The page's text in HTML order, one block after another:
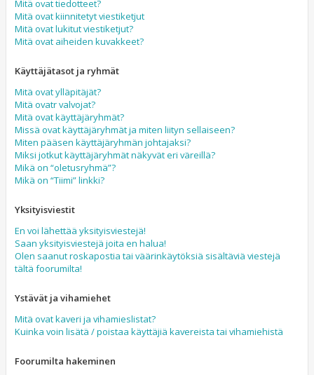
Mitä ovat tiedotteet?
Mitä ovat kiinnitetyt viestiketjut
Mitä ovat lukitut viestiketjut?
Mitä ovat aiheiden kuvakkeet?
Käyttäjätasot ja ryhmät
Mitä ovat ylläpitäjät?
Mitä ovatr valvojat?
Mitä ovat käyttäjäryhmät?
Missä ovat käyttäjäryhmät ja miten liityn sellaiseen?
Miten pääsen käyttäjäryhmän johtajaksi?
Miksi jotkut käyttäjäryhmät näkyvät eri väreillä?
Mikä on “oletusryhmä”?
Mikä on “Tiimi” linkki?
Yksityisviestit
En voi lähettää yksityisviestejä!
Saan yksityisviestejä joita en halua!
Olen saanut roskapostia tai väärinkäytöksiä sisältäviä viestejä
tältä foorumilta!
Ystävät ja vihamiehet
Mitä ovat kaveri ja vihamieslistat?
Kuinka voin lisätä / poistaa käyttäjiä kavereista tai vihamiehistä
Foorumilta hakeminen